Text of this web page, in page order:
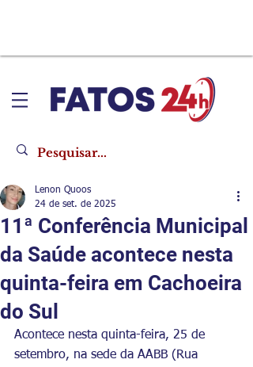
11ª Conferência Municipal
da Saúde acontece nesta
quinta-feira em Cachoeira
do Sul
Lenon Quoos
24 de set. de 2025
Acontece nesta quinta-feira, 25 de
setembro, na sede da AABB (Rua